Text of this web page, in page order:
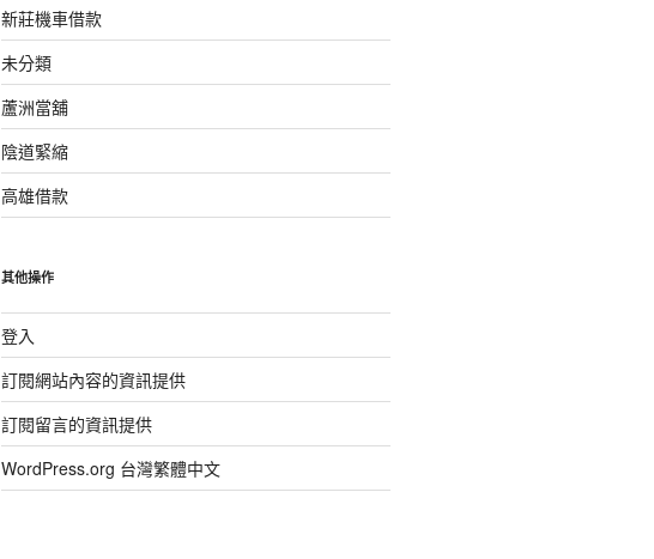
新莊機車借款
未分類
蘆洲當舖
陰道緊縮
高雄借款
其他操作
登入
訂閱網站內容的資訊提供
訂閱留言的資訊提供
WordPress.org 台灣繁體中文